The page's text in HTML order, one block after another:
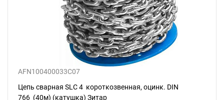
AFN100400033C07
Цепь сварная SLC 4 короткозвенная, оцинк. DIN
766 (40м) (катушка) Зитар